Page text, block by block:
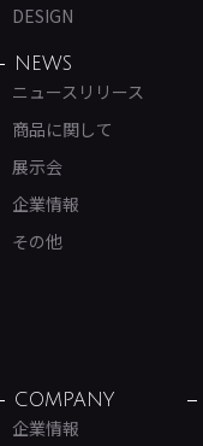
DESIGN
NEWS
ニュースリリース
商品に関して
展示会
企業情報
その他
COMPANY
企業情報